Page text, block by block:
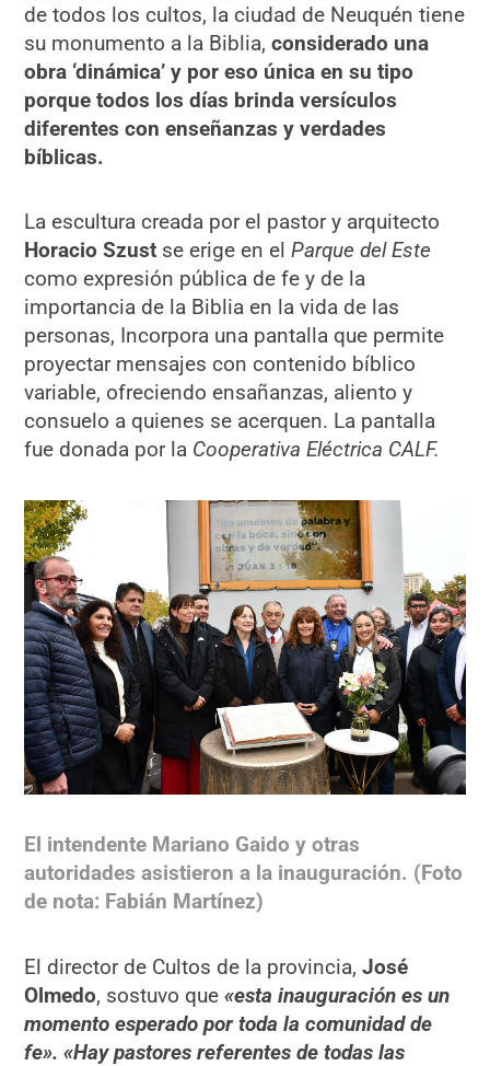
de todos los cultos, la ciudad de Neuquén tiene
su monumento a la Biblia,considerado una
obra ‘dinámica’ y por eso única en su tipo
porque todos los días brinda versículos
diferentes con enseñanzas y verdades
bíblicas.
La escultura creada por el pastor y arquitecto
Horacio Szust se erige en elParque del Este
como expresión pública de fe y de la
importancia de la Biblia en la vida de las
personas, Incorpora una pantalla que permite
proyectar mensajes con contenido bíblico
variable, ofreciendo ensañanzas, aliento y
consuelo a quienes se acerquen. La pantalla
fue donada por la Cooperativa Eléctrica CALF.
El intendente Mariano Gaido y otras
autoridades asistieron a la inauguración. (Foto
de nota: Fabián Martínez)
El director de Cultos de la provincia,José
Olmedo, sostuvo que«esta inauguración es un
momento esperado por toda la comunidad de
fe». «Hay pastores referentes de todas las